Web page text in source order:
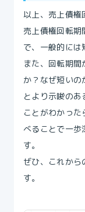
以上、売上債権
売上債権回転
で、一般的には
また、回転期
か？なぜ短いの
とより示唆の
ことがわかっ
べることで一
す。
ぜひ、これか
す。